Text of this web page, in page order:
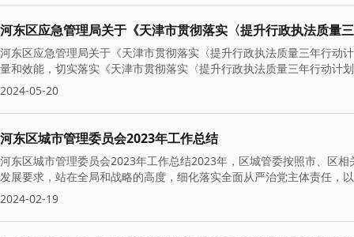
河东区应急管理局关于《天津市贯彻落实〈提升行政执法质量
河东区应急管理局关于《天津市贯彻落实〈提升行政执法质量三年行
量和效能，切实落实《天津市贯彻落实〈提升行政执法质量三年行动
2024-05-20
河东区城市管理委员会2023年工作总结
河东区城市管理委员会2023年工作总结2023年，区城管委按照市、区
发展要求，站在全局和战略的高度，细化落实全面从严治党主体责任，
2024-02-19